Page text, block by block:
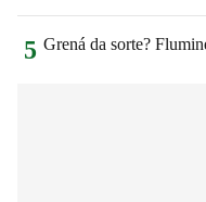
5 Grená da sorte?